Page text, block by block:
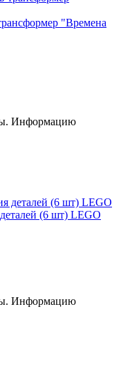
"Времена
Информацию
(6 шт) LEGO
Информацию